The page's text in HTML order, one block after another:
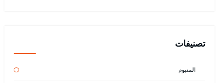
تصنيفات
المنيوم